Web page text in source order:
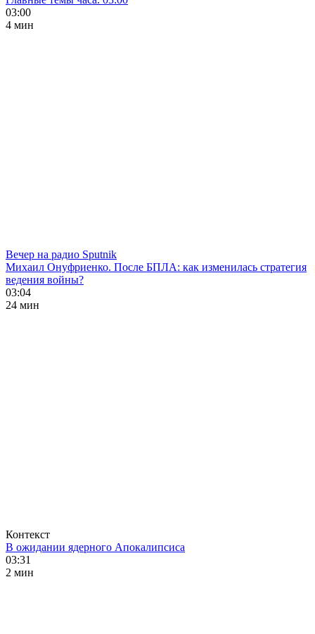
03:00
4 мин
Вечер на радио Sputnik
Михаил Онуфриенко. После БПЛА: как изменилась стратегия
ведения войны?
03:04
24 мин
Контекст
В ожидании ядерного Апокалипсиса
03:31
2 мин